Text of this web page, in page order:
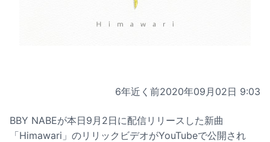
6年近く前2020年09月02日 9:03
BBY NABEが本日9月2日に配信リリースした新曲
「Himawari」のリリックビデオがYouTubeで公開され